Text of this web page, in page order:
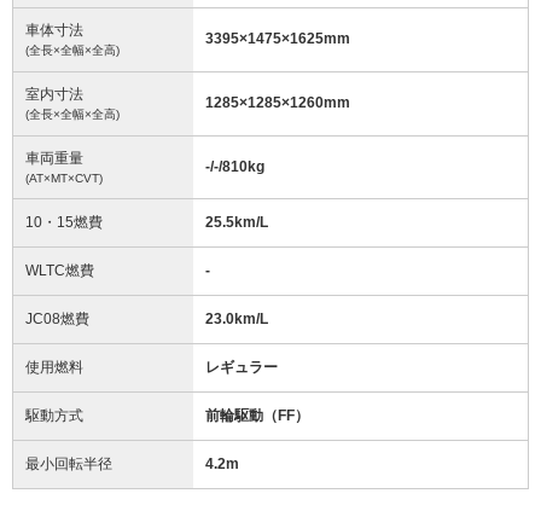
車体寸法
(全長×全幅×全高)
3395×1475×1625mm
室内寸法
(全長×全幅×全高)
1285×1285×1260mm
車両重量
(AT×MT×CVT)
-/-/810kg
10・15燃費 25.5km/L
WLTC燃費 -
JC08燃費 23.0km/L
使用燃料 レギュラー
駆動方式 前輪駆動（FF）
最小回転半径 4.2m